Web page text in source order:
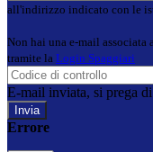
all'indirizzo indicato con le
Non hai una e-mail associata
tramite la Login Spaggiari
E-mail inviata, si prega
Errore